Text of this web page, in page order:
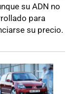
su ADN no
para
su precio.